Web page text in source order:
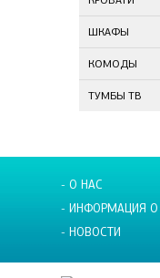
ШКАФЫ
КОМОДЫ
ТУМБЫ ТВ
- О НАС
- ИНФОРМАЦИЯ О
- НОВОСТИ